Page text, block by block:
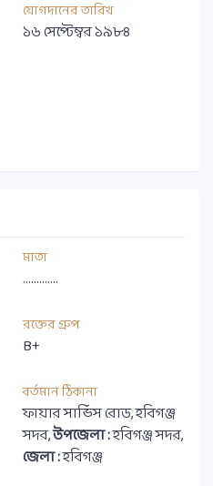
যোগদানের তারিখ
১৬ সেপ্টেম্বর ১৯৮৪
মাতা
.............
রক্তের গ্রুপ
B+
বর্তমান ঠিকানা
ফায়ার সার্ভিস রোড, হবিগঞ্জ
সদর,উপজেলা :হবিগঞ্জ সদর,
জেলা :হবিগঞ্জ